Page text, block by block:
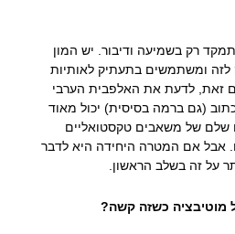
רק בשמיעה ודיבור. יש המון
לזה ומשתמשים בתעתיק לאותיות
זאת, לדעת את האלפבית הערבי
(גם ברמה בסיסית) יכול מאוד
שלם של משאבים טקסטואליים
אבל אם המטרה היחידה היא לדבר
על זה בשלב הראשון.